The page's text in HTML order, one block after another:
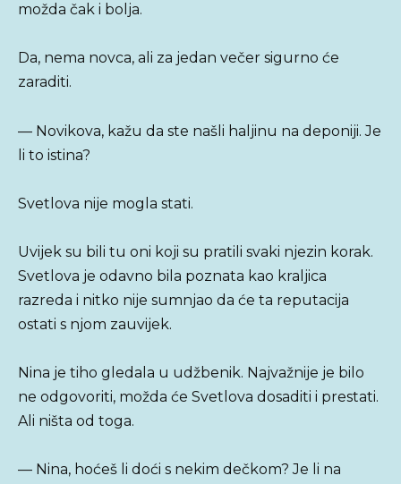
možda čak i bolja.
Da, nema novca, ali za jedan večer sigurno će
zaraditi.
— Novikova, kažu da ste našli haljinu na deponiji. Je
li to istina?
Svetlova nije mogla stati.
Uvijek su bili tu oni koji su pratili svaki njezin korak.
Svetlova je odavno bila poznata kao kraljica
razreda i nitko nije sumnjao da će ta reputacija
ostati s njom zauvijek.
Nina je tiho gledala u udžbenik. Najvažnije je bilo
ne odgovoriti, možda će Svetlova dosaditi i prestati.
Ali ništa od toga.
— Nina, hoćeš li doći s nekim dečkom? Je li na